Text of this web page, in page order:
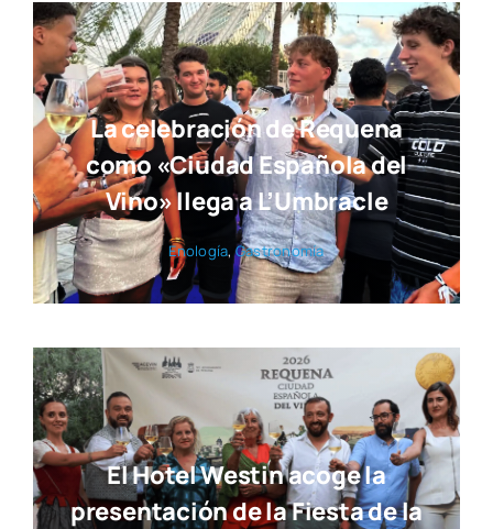
La celebración de Requena
como «Ciudad Española del
Vino» llega a L’Umbracle
Eno­lo­gía,Gas­tro­no­mía
El Hotel Westin acoge la
presentación de la Fiesta de la